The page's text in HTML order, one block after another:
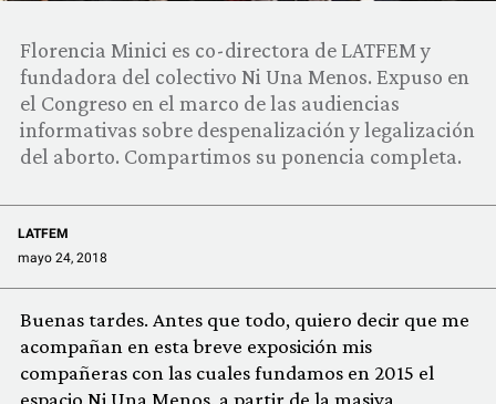
Florencia Minici es co-directora de LATFEM y
fundadora del colectivo Ni Una Menos. Expuso en
el Congreso en el marco de las audiencias
informativas sobre despenalización y legalización
del aborto. Compartimos su ponencia completa.
LATFEM
mayo 24, 2018
Buenas tardes. Antes que todo, quiero decir que me
acompañan en esta breve exposición mis
compañeras con las cuales fundamos en 2015 el